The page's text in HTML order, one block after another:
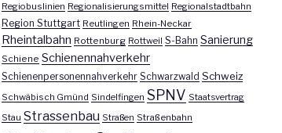
Regiobuslinien Regionalisierungsmittel Regionalstadtbahn
Region Stuttgart Reutlingen Rhein-Neckar
Rheintalbahn Rottenburg Rottweil S-Bahn Sanierung
Schiene Schienennahverkehr
Schienenpersonennahverkehr Schwarzwald Schweiz
Schwäbisch Gmünd Sindelfingen SPNV Staatsvertrag
Stau Strassenbau Straßen Straßenbahn